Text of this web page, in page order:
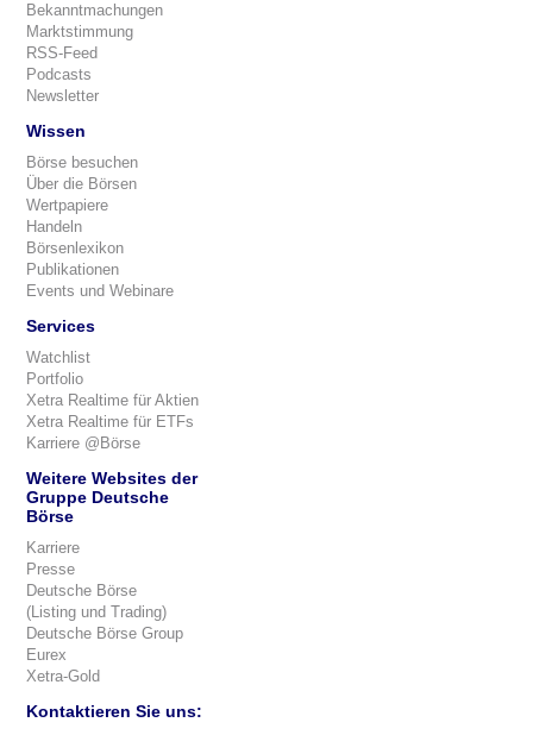
Bekanntmachungen
Marktstimmung
RSS-Feed
Podcasts
Newsletter
Wissen
Börse besuchen
Über die Börsen
Wertpapiere
Handeln
Börsenlexikon
Publikationen
Events und Webinare
Services
Watchlist
Portfolio
Xetra Realtime für Aktien
Xetra Realtime für ETFs
Karriere @Börse
Weitere Websites der
Gruppe Deutsche
Börse
Karriere
Presse
Deutsche Börse
(Listing und Trading)
Deutsche Börse Group
Eurex
Xetra-Gold
Kontaktieren Sie uns: